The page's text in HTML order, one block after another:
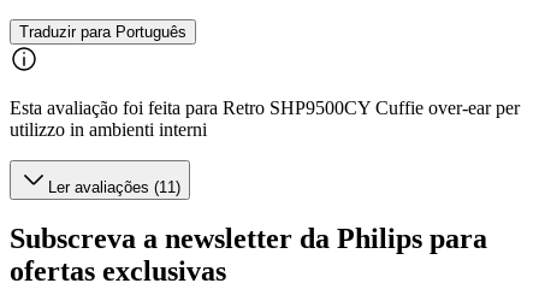
Traduzir para Português
Esta avaliação foi feita para Retro SHP9500CY Cuffie over-ear per
utilizzo in ambienti interni
Ler avaliações (11)
Subscreva a newsletter da Philips para
ofertas exclusivas